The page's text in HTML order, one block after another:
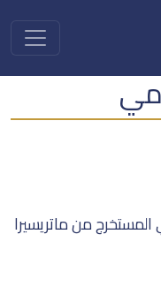
المستخرج من ماتريسيرا